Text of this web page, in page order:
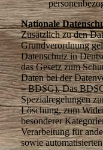
Nationale
Zusätzlich zu den
Grundverordnung
Datenschutz in
das Gesetz zum
Daten bei der
– BDSG). Das
Spezialregelungen
Löschung, zum
besonderer
Verarbeitung für
sowie